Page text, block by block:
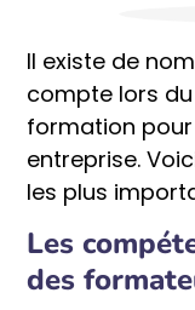
Il existe de
compte lors
formation pour
entreprise.
les plus
Les
des